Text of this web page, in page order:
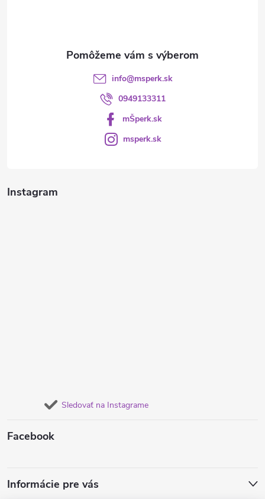
Instagram
Sledovať na Instagrame
info@msperk.sk
0949133311
mŠperk.sk
msperk.sk
Facebook
Informácie pre vás